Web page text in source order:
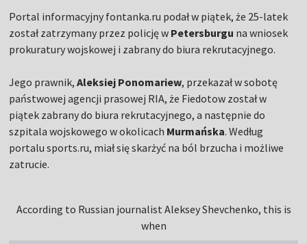
Portal informacyjny fontanka.ru podał w piątek, że 25-latek
został zatrzymany przez policję w Petersburgu na wniosek
prokuratury wojskowej i zabrany do biura rekrutacyjnego.
Jego prawnik,Aleksiej Ponomariew, przekazał w sobotę
państwowej agencji prasowej RIA, że Fiedotow został w
piątek zabrany do biura rekrutacyjnego, a następnie do
szpitala wojskowego w okolicach Murmańska. Według
portalu sports.ru, miał się skarżyć na ból brzucha i możliwe
zatrucie.
According to Russian journalist Aleksey Shevchenko, this is
when